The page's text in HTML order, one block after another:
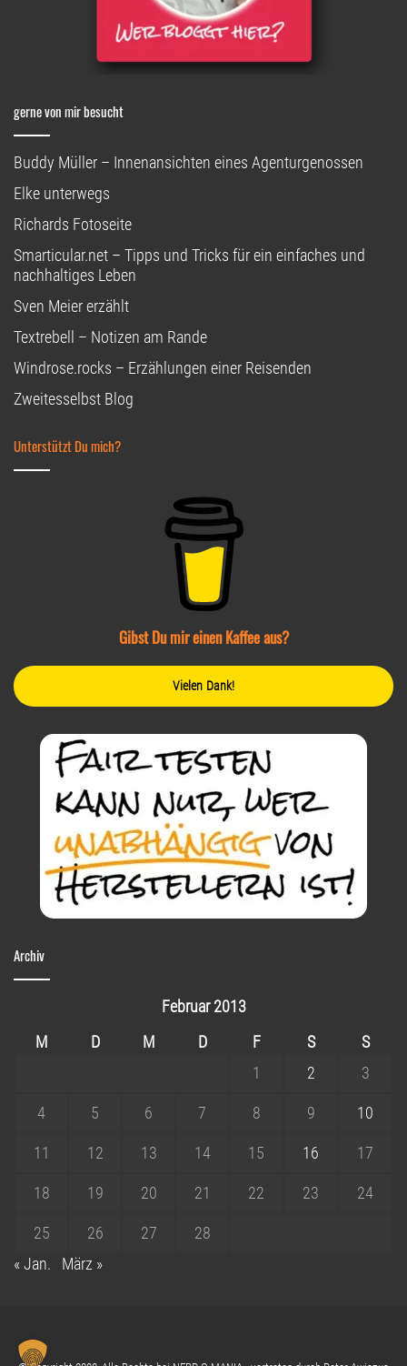
gerne von mir besucht
Buddy Müller – Innenansichten eines Agenturgenossen
Elke unterwegs
Richards Fotoseite
Smarticular.net – Tipps und Tricks für ein einfaches und
nachhaltiges Leben
Sven Meier erzählt
Textrebell – Notizen am Rande
Windrose.rocks – Erzählungen einer Reisenden
Zweitesselbst Blog
Unterstützt Du mich?
Gibst Du mir einen Kaffee aus?
Vielen Dank!
Archiv
Februar 2013
M
D M D F S
S
1
2 3
4 5 6 7 8 9 10
11 12 13 14 15 16 17
18 19 20 21 22 23 24
25 26 27
28
« Jan.
März »